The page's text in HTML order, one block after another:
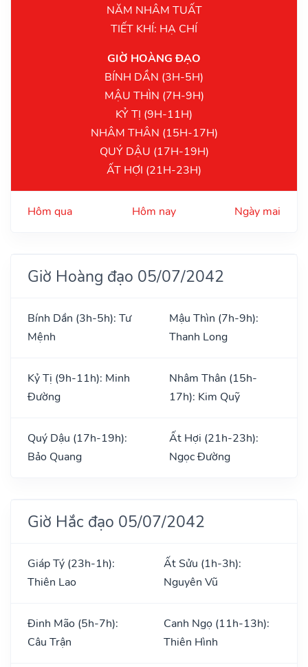
NĂM NHÂM TUẤT
TIẾT KHÍ: HẠ CHÍ
GIỜ HOÀNG ĐẠO
BÍNH DẦN (3H-5H)
MẬU THÌN (7H-9H)
KỶ TỊ (9H-11H)
NHÂM THÂN (15H-17H)
QUÝ DẬU (17H-19H)
ẤT HỢI (21H-23H)
Hôm qua Hôm nay Ngày mai
Giờ Hoàng đạo 05/07/2042
Bính Dần (3h-5h): Tư
Mệnh
Mậu Thìn (7h-9h):
Thanh Long
Kỷ Tị (9h-11h): Minh
Đường
Nhâm Thân (15h-
17h): Kim Quỹ
Quý Dậu (17h-19h):
Bảo Quang
Ất Hợi (21h-23h):
Ngọc Đường
Giờ Hắc đạo 05/07/2042
Giáp Tý (23h-1h):
Thiên Lao
Ất Sửu (1h-3h):
Nguyên Vũ
Đinh Mão (5h-7h):
Câu Trận
Canh Ngọ (11h-13h):
Thiên Hình